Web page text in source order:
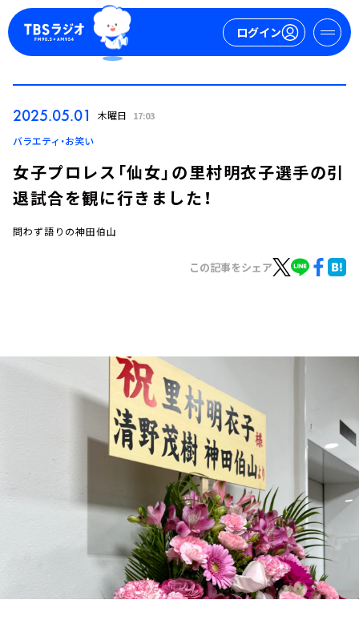
ログイン
ログイン
イベント・グッズ
YouTube
2025.05.01 木曜日 17:03
バラエティ・お笑い
女子プロレス「仙女」の里村明衣子選手の引
退試合を観に行きました！
問わず語りの神田伯山
この記事をシェア